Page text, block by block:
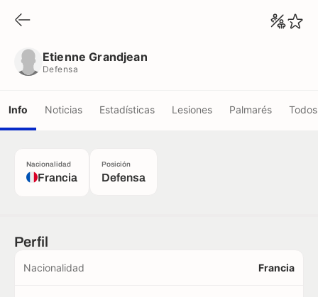
Etienne Grandjean
Defensa
Info Noticias Estadísticas Lesiones Palmarés
Nacionalidad
Francia
Posición
Defensa
Perfil
Nacionalidad Francia